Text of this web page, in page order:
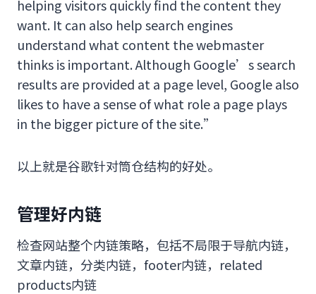
helping visitors quickly find the content they
want. It can also help search engines
understand what content the webmaster
thinks is important. Although Google’s search
results are provided at a page level, Google also
likes to have a sense of what role a page plays
in the bigger picture of the site.”
以上就是谷歌针对筒仓结构的好处。
管理好内链
检查网站整个内链策略，包括不局限于导航内链，
文章内链，分类内链，footer内链，related
products内链